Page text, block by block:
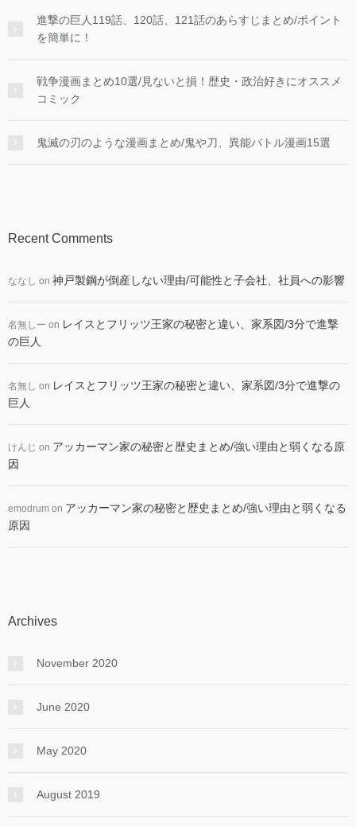
進撃の巨人119話、120話、121話のあらすじまとめ/ポイント
を簡単に！
戦争漫画まとめ10選/見ないと損！歴史・政治好きにオススメ
コミック
鬼滅の刃のような漫画まとめ/鬼や刀、異能バトル漫画15選
Recent Comments
ななし on 神戸製鋼が倒産しない理由/可能性と子会社、社員への影響
名無しー on レイスとフリッツ王家の秘密と違い、家系図/3分で進撃
の巨人
名無し on レイスとフリッツ王家の秘密と違い、家系図/3分で進撃の
巨人
けんじ on アッカーマン家の秘密と歴史まとめ/強い理由と弱くなる原
因
emodrum on アッカーマン家の秘密と歴史まとめ/強い理由と弱くなる
原因
Archives
November 2020
June 2020
May 2020
August 2019